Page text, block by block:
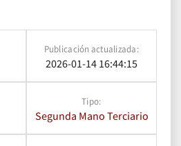
Publicación actualizada:
2026-01-14 16:44:15
Tipo:
Segunda Mano Terciario